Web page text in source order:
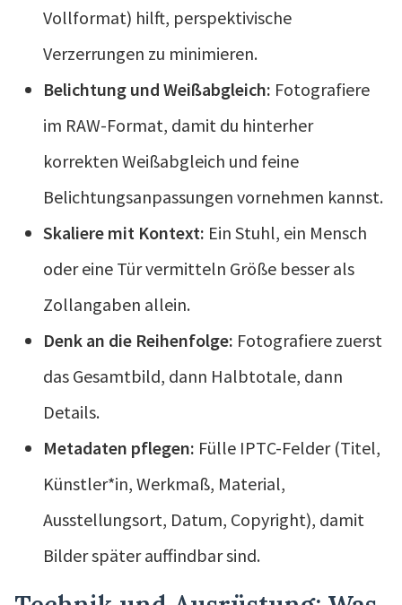
Vollformat) hilft, perspektivische
Verzerrungen zu minimieren.
Belichtung und Weißabgleich: Fotografiere
im RAW-Format, damit du hinterher
korrekten Weißabgleich und feine
Belichtungsanpassungen vornehmen kannst.
Skaliere mit Kontext: Ein Stuhl, ein Mensch
oder eine Tür vermitteln Größe besser als
Zollangaben allein.
Denk an die Reihenfolge: Fotografiere zuerst
das Gesamtbild, dann Halbtotale, dann
Details.
Metadaten pflegen: Fülle IPTC-Felder (Titel,
Künstler*in, Werkmaß, Material,
Ausstellungsort, Datum, Copyright), damit
Bilder später auffindbar sind.